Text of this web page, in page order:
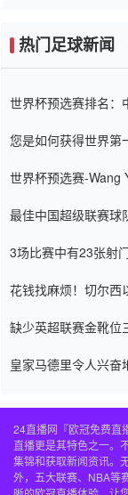
热门足球新闻
世界杯预选赛排名：
您是如何获得世界第
世界杯预选赛-Wang
最佳中国超级联赛球
3场比赛中有23张射
花钱找麻烦！切尔西
缺少英超联赛金靴位
皇家马德里令人兴奋
24直播网『欧冠免费直
直播更是其特色之一。
集锦和获取新闻资讯。
外，五大联赛、NBA等